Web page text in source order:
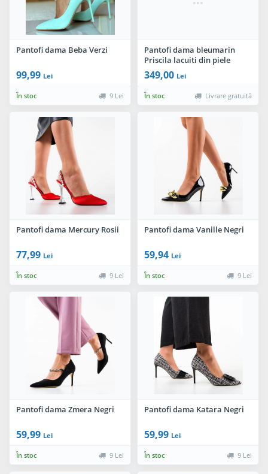
Pantofi dama Beba Verzi
99,99 Lei
În stoc 9 Lei
Pantofi dama bleumarin
Priscila lacuiti din piele
naturala
349,00 Lei
În stoc Livrare gratuită
Pantofi dama Mercury Rosii
77,99 Lei
În stoc 9 Lei
Pantofi dama Vanille Negri
59,94 Lei
În stoc 9 Lei
Pantofi dama Zmera Negri
59,99 Lei
În stoc 9 Lei
Pantofi dama Katara Negri
59,99 Lei
În stoc 9 Lei